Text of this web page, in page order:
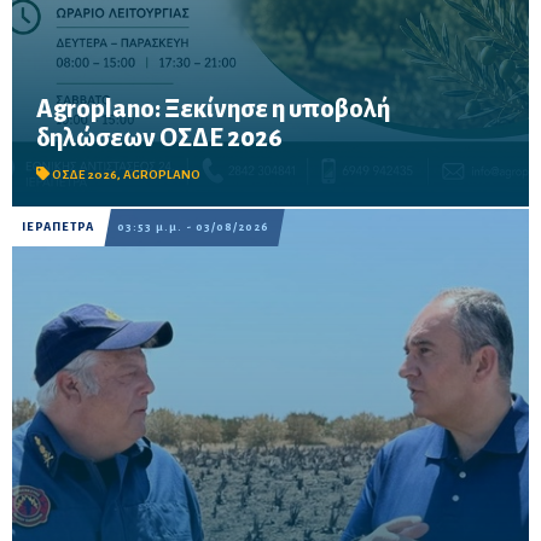
Agroplano: Ξεκίνησε η υποβολή
δηλώσεων ΟΣΔΕ 2026
ΟΣΔΕ 2026, AGROPLANO
Έως τις 16 Οκτωβρίου η προθεσμία υποβολής – Δυνατότητα
προκαταβολής των ενισχύσεων για τους παραγωγούς που θα
καταθέσουν την αίτησή τους μέχρι τις 15 Σεπτεμβρίου.
ΙΕΡΑΠΕΤΡΑ 03:53 μ.μ. - 03/08/2026